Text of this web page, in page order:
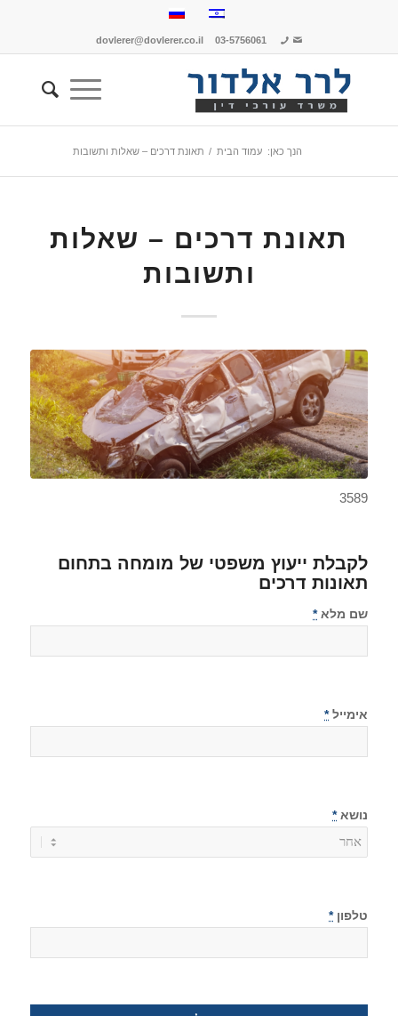
dovlerer@dovlerer.co.il 03-5756061
הנך כאן: עמוד הבית / תאונת דרכים – שאלות ותשובות
תאונת דרכים – שאלות
ותשובות
3589
לקבלת ייעוץ משפטי של מומחה בתחום
תאונות דרכים
שם מלא*
אימייל*
נושא*
טלפון*